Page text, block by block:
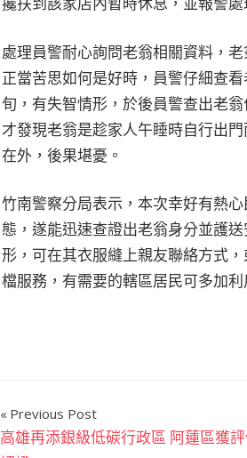
處理員警耐心詢問老翁相關資料，
正當苦思如何是好時，員警仔細查
旬，有失智情形，於後員警查出老
才發現老翁是趁家人午睡時自行出
在外，後果堪憂。
竹南警察分局表示，本次幸好有熱
態，遂能迅速查證出老翁身分並護
形，可在其衣服縫上親友聯絡方式
檔服務，有需要的轄區居民可多加利
文Previous Post
高雄再添銀級低碳行政區 阿蓮區獲